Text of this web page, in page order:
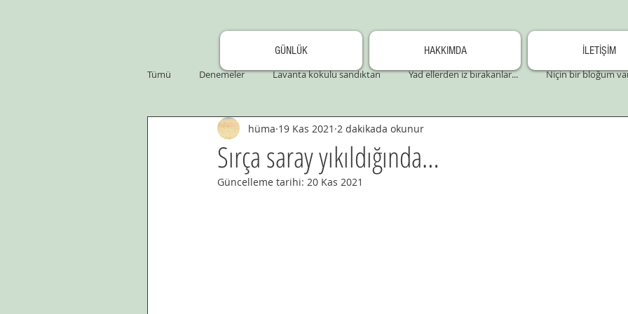
GÜNLÜK HAKKIMDA
İLETİŞİM
Tümü
Denemeler Lavanta kokulu sandıktan Yad ellerden iz bırakanlar... Niçin bir bloğum
Sırça saray yıkıldığında…
hüma 19 Kas 2021 2 dakikada okunur
Güncelleme tarihi: 20 Kas 2021